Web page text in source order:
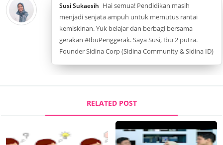
Susi Sukaesih Hai semua! Pendidikan masih
menjadi senjata ampuh untuk memutus rantai
kemiskinan. Yuk belajar dan berbagi bersama
gerakan #IbuPenggerak. Saya Susi, Ibu 2 putra.
Founder Sidina Corp (Sidina Community & Sidina ID)
RELATED POST